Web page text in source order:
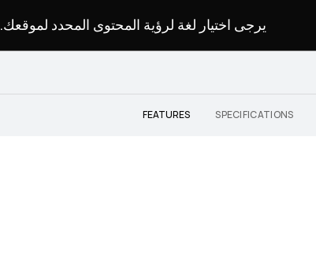
يرجى اختيار لغة لرؤية المحتوى المحدد لموقعك.
FEATURES SPECIFICATIONS